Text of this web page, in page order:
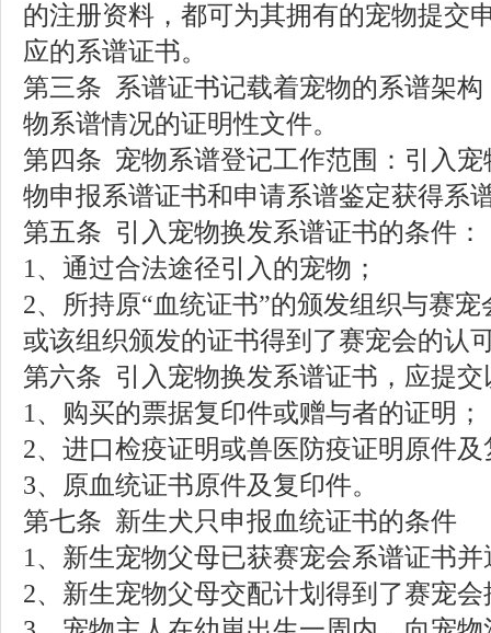
的注册资料，都可为其拥有的宠物提交
应的系谱证书。
第三条 系谱证书记载着宠物的系谱架
物系谱情况的证明性文件。
第四条 宠物系谱登记工作范围：引入
物申报系谱证书和申请系谱鉴定获得系
第五条 引入宠物换发系谱证书的条件：
1 、通过合法途径引入的宠物；
2、所持原“血统证书”的颁发组织与赛宠
或该组织颁发的证书得到了赛宠会的认
第六条 引入宠物换发系谱证书，应提
1 、购买的票据复印件或赠与者的证明；
2、进口检疫证明或兽医防疫证明原件及
3、原血统证书原件及复印件。
第七条 新生犬只申报血统证书的条件
1 、新生宠物父母已获赛宠会系谱证书
2、新生宠物父母交配计划得到了赛宠